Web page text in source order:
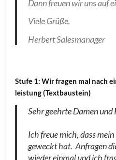
Dann freu­en wir uns auf
Vie­le Grüße,
Her­bert Salesmanager
Stu­fe 1: Wir fra­gen mal nach
leis­tung (Text­bau­stein)
Sehr geehr­te Damen und
Ich freue mich, dass
geweckt hat. Anfra­gen
wie­der ein­mal und ich